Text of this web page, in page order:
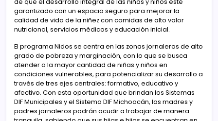
de que el desarrollo integral de las niñas y niños esté
garantizado con un espacio seguro para mejorar la
calidad de vida de la niñez con comidas de alto valor
nutricional, servicios médicos y educación inicial.
El programa Nidos se centra en las zonas jornaleras de alto
grado de pobreza y marginación, con lo que se busca
atender a la mayor cantidad de niñas y niños en
condiciones vulnerables, para potencializar su desarrollo a
través de tres ejes centrales: formativo, educativo y
afectivo. Con esta oportunidad que brindan los Sistemas
DIF Municipales y el Sistema DIF Michoacán, las madres y
padres jornaleros podrán acudir a trabajar de manera